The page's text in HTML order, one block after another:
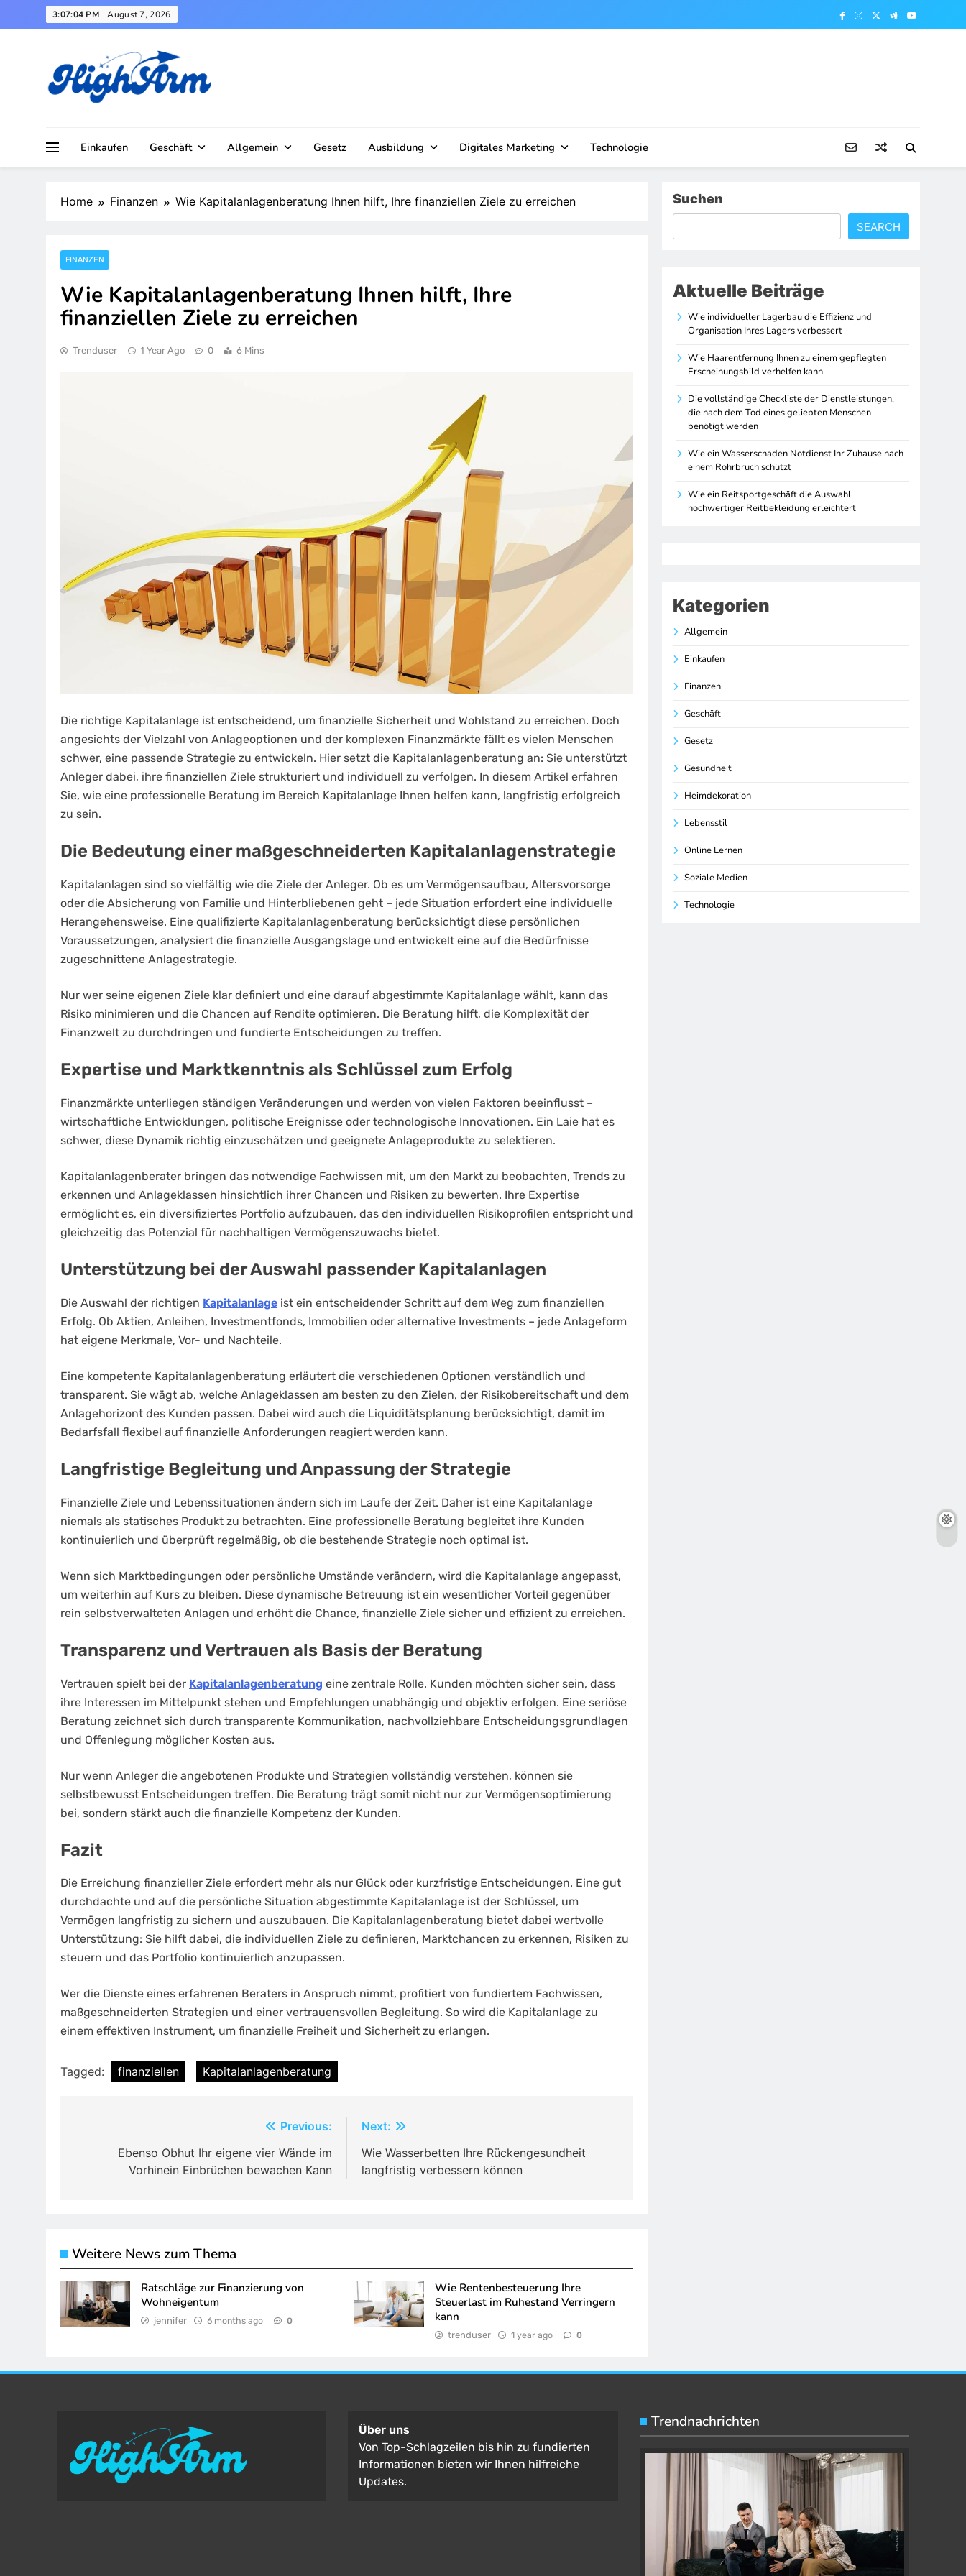
to
3:07:05 PM August 7, 2026
Einkaufen Geschäft Allgemein Gesetz Ausbildung Digitales Marketing Technologie
Home Finanzen Wie Kapitalanlagenberatung Ihnen hilft, Ihre finanziellen Ziele zu erreichen
FINANZEN
Wie Kapitalanlagenberatung Ihnen hilft, Ihre
finanziellen Ziele zu erreichen
Trenduser 1 Year Ago 0 6 Mins
Die richtige Kapitalanlage ist entscheidend, um finanzielle Sicherheit und Wohlstand zu erreichen. Doch
angesichts der Vielzahl von Anlageoptionen und der komplexen Finanzmärkte fällt es vielen Menschen
schwer, eine passende Strategie zu entwickeln. Hier setzt die Kapitalanlagenberatung an: Sie unterstützt
Anleger dabei, ihre finanziellen Ziele strukturiert und individuell zu verfolgen. In diesem Artikel erfahren
Sie, wie eine professionelle Beratung im Bereich Kapitalanlage Ihnen helfen kann, langfristig erfolgreich
zu sein.
Die Bedeutung einer maßgeschneiderten Kapitalanlagenstrategie
Kapitalanlagen sind so vielfältig wie die Ziele der Anleger. Ob es um Vermögensaufbau, Altersvorsorge
oder die Absicherung von Familie und Hinterbliebenen geht – jede Situation erfordert eine individuelle
Herangehensweise. Eine qualifizierte Kapitalanlagenberatung berücksichtigt diese persönlichen
Voraussetzungen, analysiert die finanzielle Ausgangslage und entwickelt eine auf die Bedürfnisse
zugeschnittene Anlagestrategie.
Nur wer seine eigenen Ziele klar definiert und eine darauf abgestimmte Kapitalanlage wählt, kann das
Risiko minimieren und die Chancen auf Rendite optimieren. Die Beratung hilft, die Komplexität der
Finanzwelt zu durchdringen und fundierte Entscheidungen zu treffen.
Expertise und Marktkenntnis als Schlüssel zum Erfolg
Finanzmärkte unterliegen ständigen Veränderungen und werden von vielen Faktoren beeinflusst –
wirtschaftliche Entwicklungen, politische Ereignisse oder technologische Innovationen. Ein Laie hat es
schwer, diese Dynamik richtig einzuschätzen und geeignete Anlageprodukte zu selektieren.
Kapitalanlagenberater bringen das notwendige Fachwissen mit, um den Markt zu beobachten, Trends zu
erkennen und Anlageklassen hinsichtlich ihrer Chancen und Risiken zu bewerten. Ihre Expertise
ermöglicht es, ein diversifiziertes Portfolio aufzubauen, das den individuellen Risikoprofilen entspricht und
gleichzeitig das Potenzial für nachhaltigen Vermögenszuwachs bietet.
Unterstützung bei der Auswahl passender Kapitalanlagen
Die Auswahl der richtigen Kapitalanlage ist ein entscheidender Schritt auf dem Weg zum finanziellen
Erfolg. Ob Aktien, Anleihen, Investmentfonds, Immobilien oder alternative Investments – jede Anlageform
hat eigene Merkmale, Vor- und Nachteile.
Eine kompetente Kapitalanlagenberatung erläutert die verschiedenen Optionen verständlich und
transparent. Sie wägt ab, welche Anlageklassen am besten zu den Zielen, der Risikobereitschaft und dem
Anlagehorizont des Kunden passen. Dabei wird auch die Liquiditätsplanung berücksichtigt, damit im
Bedarfsfall flexibel auf finanzielle Anforderungen reagiert werden kann.
Langfristige Begleitung und Anpassung der Strategie
Finanzielle Ziele und Lebenssituationen ändern sich im Laufe der Zeit. Daher ist eine Kapitalanlage
niemals als statisches Produkt zu betrachten. Eine professionelle Beratung begleitet ihre Kunden
kontinuierlich und überprüft regelmäßig, ob die bestehende Strategie noch optimal ist.
Wenn sich Marktbedingungen oder persönliche Umstände verändern, wird die Kapitalanlage angepasst,
um weiterhin auf Kurs zu bleiben. Diese dynamische Betreuung ist ein wesentlicher Vorteil gegenüber
rein selbstverwalteten Anlagen und erhöht die Chance, finanzielle Ziele sicher und effizient zu erreichen.
Transparenz und Vertrauen als Basis der Beratung
Vertrauen spielt bei der Kapitalanlagenberatung eine zentrale Rolle. Kunden möchten sicher sein, dass
ihre Interessen im Mittelpunkt stehen und Empfehlungen unabhängig und objektiv erfolgen. Eine seriöse
Beratung zeichnet sich durch transparente Kommunikation, nachvollziehbare Entscheidungsgrundlagen
und Offenlegung möglicher Kosten aus.
Nur wenn Anleger die angebotenen Produkte und Strategien vollständig verstehen, können sie
selbstbewusst Entscheidungen treffen. Die Beratung trägt somit nicht nur zur Vermögensoptimierung
bei, sondern stärkt auch die finanzielle Kompetenz der Kunden.
Fazit
Die Erreichung finanzieller Ziele erfordert mehr als nur Glück oder kurzfristige Entscheidungen. Eine gut
durchdachte und auf die persönliche Situation abgestimmte Kapitalanlage ist der Schlüssel, um
Vermögen langfristig zu sichern und auszubauen. Die Kapitalanlagenberatung bietet dabei wertvolle
Unterstützung: Sie hilft dabei, die individuellen Ziele zu definieren, Marktchancen zu erkennen, Risiken zu
steuern und das Portfolio kontinuierlich anzupassen.
Wer die Dienste eines erfahrenen Beraters in Anspruch nimmt, profitiert von fundiertem Fachwissen,
maßgeschneiderten Strategien und einer vertrauensvollen Begleitung. So wird die Kapitalanlage zu
einem effektiven Instrument, um finanzielle Freiheit und Sicherheit zu erlangen.
Tagged: finanziellen Kapitalanlagenberatung
navigation
Previous:
Ebenso Obhut Ihr eigene vier Wände im
Vorhinein Einbrüchen bewachen Kann
Next:
Wie Wasserbetten Ihre Rückengesundheit
langfristig verbessern können
Weitere News zum Thema
Ratschläge zur Finanzierung von
Wohneigentum
jennifer 6 months ago 0
Wie Rentenbesteuerung Ihre
Steuerlast im Ruhestand Verringern
kann
trenduser 1 year ago 0
Suchen
SEARCH
Aktuelle Beiträge
Wie individueller Lagerbau die Effizienz und
Organisation Ihres Lagers verbessert
Wie Haarentfernung Ihnen zu einem gepflegten
Erscheinungsbild verhelfen kann
Die vollständige Checkliste der Dienstleistungen,
die nach dem Tod eines geliebten Menschen
benötigt werden
Wie ein Wasserschaden Notdienst Ihr Zuhause nach
einem Rohrbruch schützt
Wie ein Reitsportgeschäft die Auswahl
hochwertiger Reitbekleidung erleichtert
Kategorien
Allgemein
Einkaufen
Finanzen
Geschäft
Gesetz
Gesundheit
Heimdekoration
Lebensstil
Online Lernen
Soziale Medien
Technologie
Über uns
Von Top-Schlagzeilen bis hin zu fundierten
Informationen bieten wir Ihnen hilfreiche
Updates.
Trendnachrichten